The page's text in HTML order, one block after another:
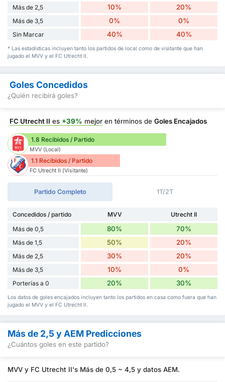
Más de 2,5 10% 20%
Más de 3,5 0% 0%
Sin Marcar 40% 40%
* Las estadísticas incluyen tanto los partidos de local como de visitante que han
jugado el MVV y el FC Utrecht II.
Goles Concedidos
¿Quién recibirá goles?
FC Utrecht II es +39% mejor en términos de Goles Encajados
1.8 Recibidos / Partido
MVV (Local)
1.1 Recibidos / Partido
FC Utrecht II (Visitante)
Partido Completo 1T/2T
Concedidos / partido MVV
Utrecht II
Más de 0,5
80% 70%
Más de 1,5 50% 20%
Más de 2,5 30% 20%
Más de 3,5 10% 0%
Porterías a 0 20% 30%
Los datos de goles encajados incluyen tanto los partidos en casa como fuera que han
jugado el MVV y el FC Utrecht II.
Más de 2,5 y AEM Predicciones
¿Cuántos goles en este partido?
MVV y FC Utrecht II's Más de 0,5 ~ 4,5 y datos AEM.